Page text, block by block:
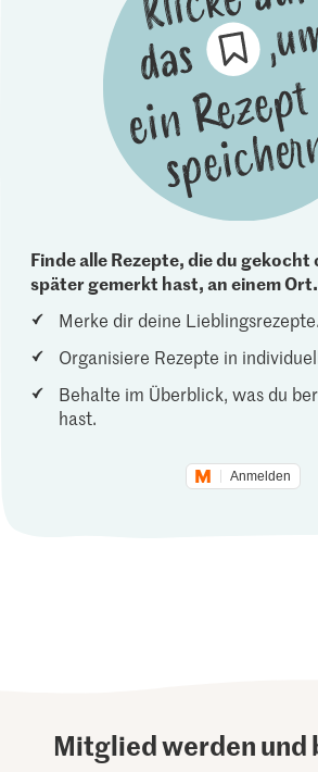
Finde alle Rezepte, die du
später gemerkt hast, an einem Ort.
Merke dir deine Lieblingsrezepte.
Organisiere Rezepte in
Behalte im Überblick, was du
hast.
Anmelden
Mitglied werden und